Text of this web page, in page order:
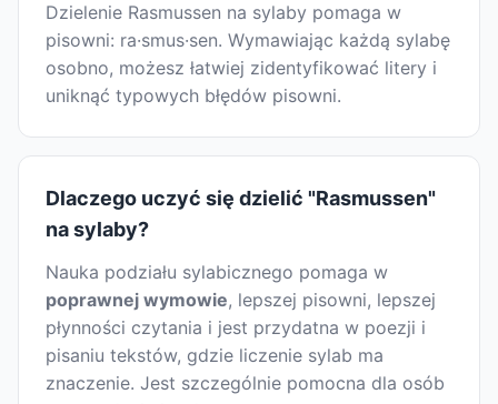
Dzielenie Rasmussen na sylaby pomaga w
pisowni: ra·smus·sen. Wymawiając każdą sylabę
osobno, możesz łatwiej zidentyfikować litery i
uniknąć typowych błędów pisowni.
Dlaczego uczyć się dzielić "Rasmussen"
na sylaby?
Nauka podziału sylabicznego pomaga w
poprawnej wymowie, lepszej pisowni, lepszej
płynności czytania i jest przydatna w poezji i
pisaniu tekstów, gdzie liczenie sylab ma
znaczenie. Jest szczególnie pomocna dla osób